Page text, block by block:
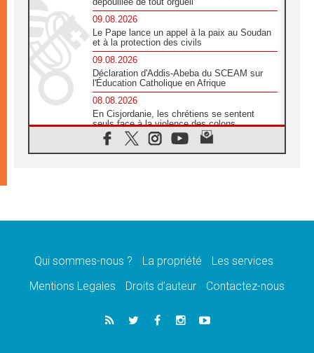
09.08.2026
Le Pape lance un appel à la paix au Soudan
et à la protection des civils
09.08.2026
Déclaration d'Addis-Abeba du SCEAM sur
l'Éducation Catholique en Afrique
08.08.2026
En Cisjordanie, les chrétiens se sentent
seuls face à la violence des colons
08.08.2026
Léon XIV au sanctuaire de Notre Dame du
08.08.2026
08.08.2026
catholiques
Au Bangladesh, l'Église accompagne les
Dalits sur le chemin de la dignité
Qui sommes-nous ? La propriété
Les services
Mentions Legales
Droits d’auteur Contactez-nous